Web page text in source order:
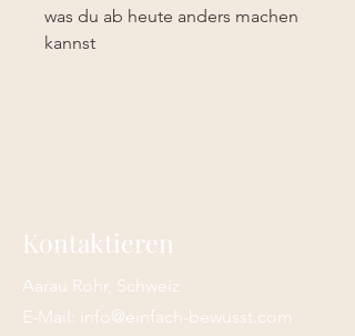
was du ab heute anders machen
kannst
Kontaktieren
Aarau Rohr, Schweiz
E-Mail:
info@einfach-bewusst.com